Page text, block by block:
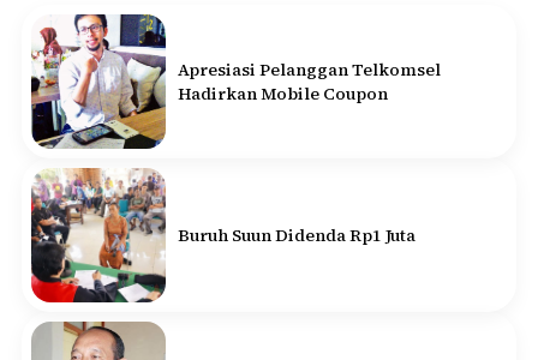
Apresiasi Pelanggan Telkomsel
Hadirkan Mobile Coupon
Buruh Suun Didenda Rp1 Juta